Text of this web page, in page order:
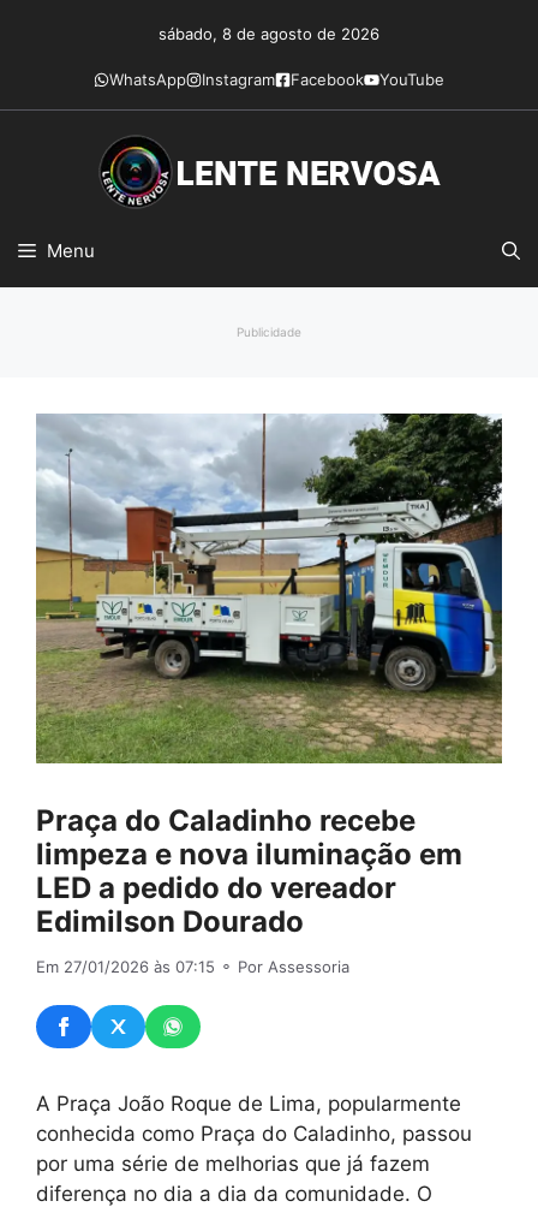
conteúdo
sábado, 8 de agosto de 2026
WhatsApp Instagram Facebook YouTube
Menu
Publicidade
Praça do Caladinho recebe
limpeza e nova iluminação em
LED a pedido do vereador
Edimilson Dourado
Em 27/01/2026 às 07:15 ⚬ Por Assessoria
A Praça João Roque de Lima, popularmente
conhecida como Praça do Caladinho, passou
por uma série de melhorias que já fazem
diferença no dia a dia da comunidade. O